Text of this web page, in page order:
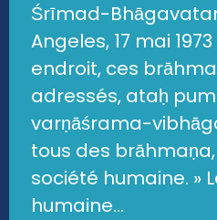
Śrīmad-
Angeles, 17 mai
endroit, ces
adressés, ataḥ
varṇāśrama-
tous des
société humaine. »
humaine...